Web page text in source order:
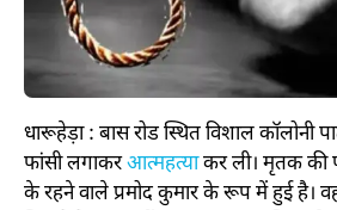
धारूहेड़ा : बास रोड स्थित विशाल कॉलोनी
फांसी लगाकरआत्महत्याकर ली। मृतक की
के रहने वाले प्रमोद कुमार के रूप में हुई है।